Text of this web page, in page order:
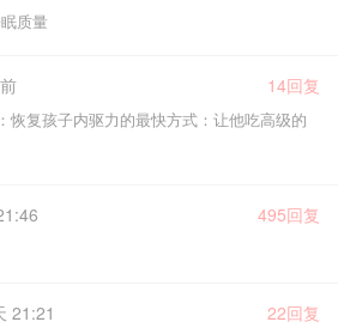
质量
14回复
恢复孩子内驱力的最快方式：让他吃高级的
495回复
21:21 22回复